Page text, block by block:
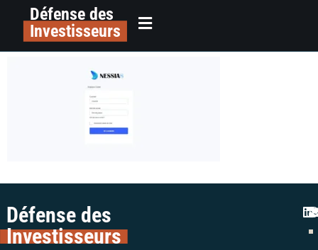
principalDéfense des
Investisseurs
Alerte arnaque nessia8 colman
avocats fraude crypto
Défense des
Investisseurs